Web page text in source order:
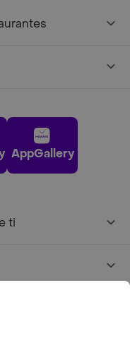
AppGallery
ti